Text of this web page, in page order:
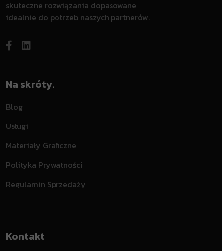
skuteczne rozwiązania dopasowane
idealnie do potrzeb naszych partnerów.
Na skróty.
Blog
Usługi
Materiały Graficzne
Polityka Prywatności
Regulamin Sprzedaży
Kontakt